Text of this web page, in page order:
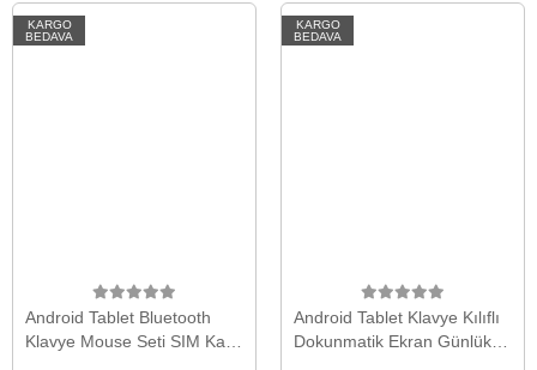
KARGO
BEDAVA
Android Tablet Bluetooth
Klavye Mouse Seti SIM Kart
KARGO
BEDAVA
Android Tablet Klavye Kılıflı
Dokunmatik Ekran Günlük